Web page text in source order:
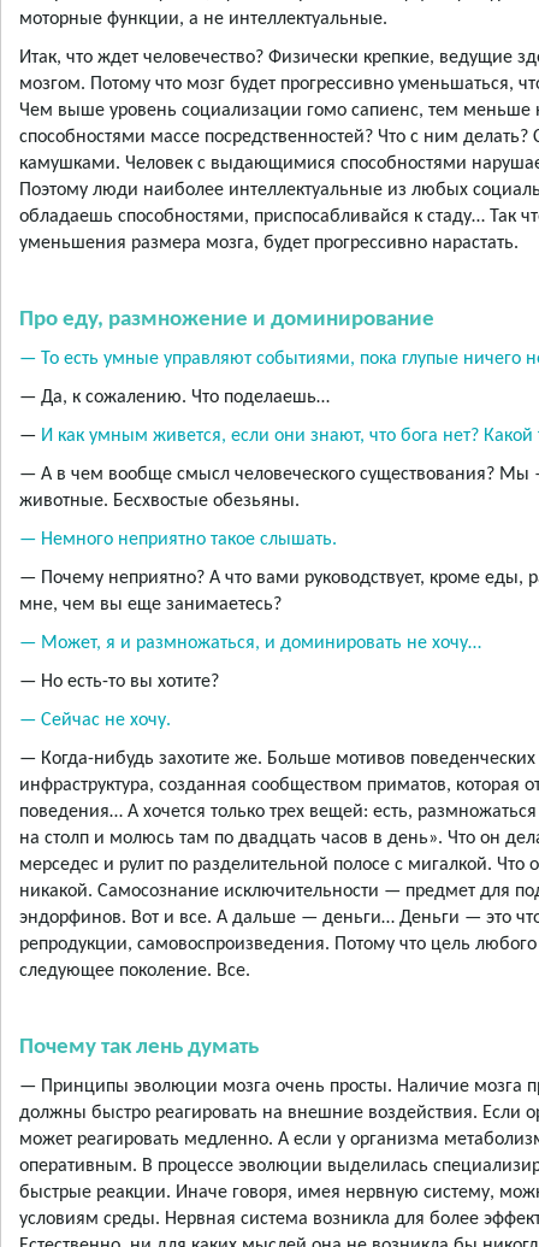
моторные функции, а не интеллектуальные.
Итак, что ждет человечество? Физически крепкие, ведущие
мозгом. Потому что мозг будет прогрессивно уменьшаться,
Чем выше уровень социализации гомо сапиенс, тем
способностями массе посредственностей? Что с ним
камушками. Человек с выдающимися способностями
Поэтому люди наиболее интеллектуальные из любых
обладаешь способностями, приспосабливайся к стаду… Так
уменьшения размера мозга, будет прогрессивно нарастать.
Про еду, размножение и доминирование
— То есть умные управляют событиями, пока глупые ничего
— Да, к сожалению. Что поделаешь…
— И как умным живется, если они знают, что бога нет? Какой
— А в чем вообще смысл человеческого существования?
животные. Бесхвостые обезьяны.
— Немного неприятно такое слышать.
— Почему неприятно? А что вами руководствует, кроме
мне, чем вы еще занимаетесь?
— Может, я и размножаться, и доминировать не хочу…
— Но есть-то вы хотите?
— Сейчас не хочу.
— Когда-нибудь захотите же. Больше мотивов
инфраструктура, созданная сообществом приматов, которая
поведения… А хочется только трех вещей: есть,
на столп и молюсь там по двадцать часов в день». Что он
мерседес и рулит по разделительной полосе с мигалкой.
никакой. Самосознание исключительности — предмет для
эндорфинов. Вот и все. А дальше — деньги… Деньги — это
репродукции, самовоспроизведения. Потому что цель
следующее поколение. Все.
Почему так лень думать
— Принципы эволюции мозга очень просты. Наличие мозга
должны быстро реагировать на внешние воздействия. Если
может реагировать медленно. А если у организма
оперативным. В процессе эволюции выделилась
быстрые реакции. Иначе говоря, имея нервную систему,
условиям среды. Нервная система возникла для более